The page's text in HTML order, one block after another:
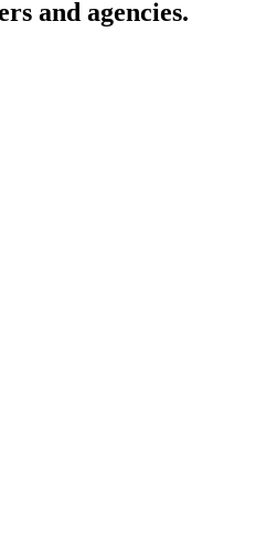
and agencies.